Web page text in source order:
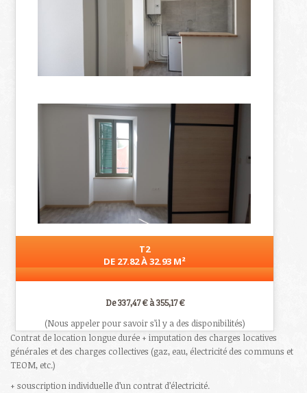
T2
DE 27.82 À 32.93 M²
De 337,47 € à 355,17 €
(Nous appeler pour savoir s’il y a des disponibilités)
Contrat de location longue durée + imputation des charges locatives
générales et des charges collectives (gaz, eau, électricité des communs et
TEOM, etc.)
+ souscription individuelle d’un contrat d’électricité.